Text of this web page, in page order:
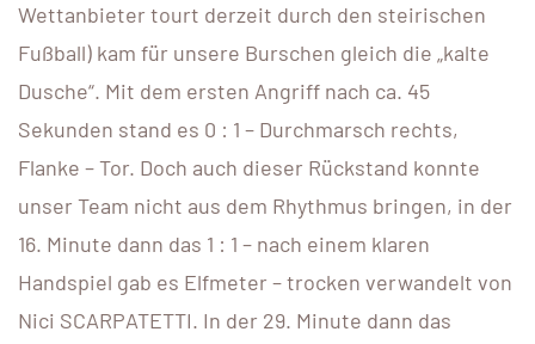
Wettanbieter tourt derzeit durch den steirischen
Fußball) kam für unsere Burschen gleich die „kalte
Dusche“. Mit dem ersten Angriff nach ca. 45
Sekunden stand es 0 : 1 – Durchmarsch rechts,
Flanke – Tor. Doch auch dieser Rückstand konnte
unser Team nicht aus dem Rhythmus bringen, in der
16. Minute dann das 1 : 1 – nach einem klaren
Handspiel gab es Elfmeter – trocken verwandelt von
Nici SCARPATETTI. In der 29. Minute dann das